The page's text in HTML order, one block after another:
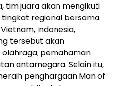
tim juara akan mengikuti
regional bersama
Indonesia,
tersebut akan
pemahaman
antarnegara. Selain itu,
penghargaan Man of